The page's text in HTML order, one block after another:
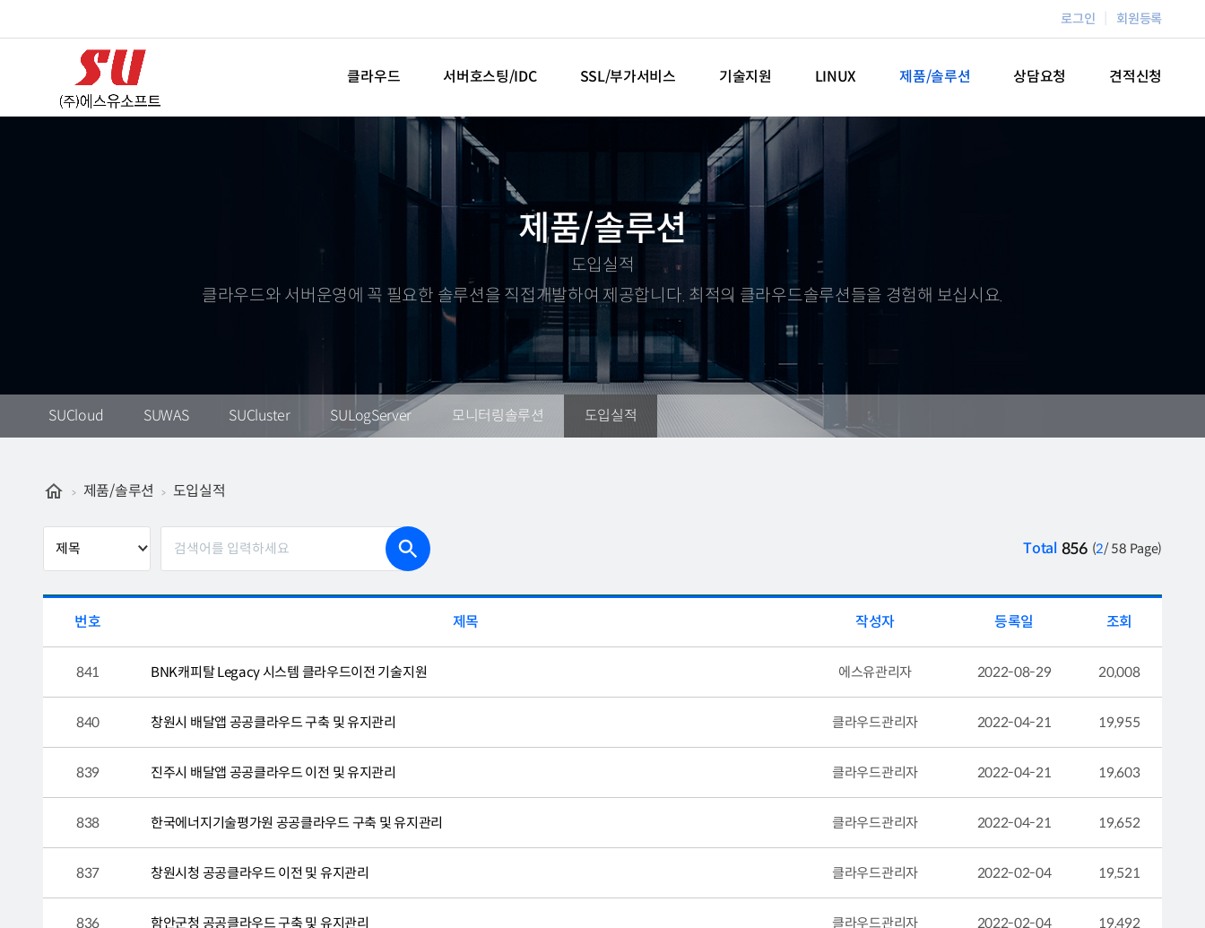
로그인 회원등록
클라우드 서버호스팅/IDC SSL/부가서비스 기술지원 LINUX 제품/솔루션 상담요청 견적신청
제품/솔루션
도입실적
클라우드와 서버운영에 꼭 필요한 솔루션을 직접개발하여 제공합니다. 최적의 클라우드솔루션들을 경험해 보십시요.
SUCloud SUWAS SUCluster SULogServer 모니터링솔루션 도입실적
제품/솔루션 도입실적
Total 856 (2/ 58 Page)
번호 제목 작성자 등록일 조회
841 BNK캐피탈 Legacy 시스템 클라우드이전 기술지원 에스유관리자 2022-08-29 20,008
840 창원시 배달앱 공공클라우드 구축 및 유지관리 클라우드관리자 2022-04-21 19,955
839 진주시 배달앱 공공클라우드 이전 및 유지관리 클라우드관리자 2022-04-21 19,603
838 한국에너지기술평가원 공공클라우드 구축 및 유지관리 클라우드관리자 2022-04-21 19,652
837 창원시청 공공클라우드 이전 및 유지관리 클라우드관리자 2022-02-04 19,521
836 함안군청 공공클라우드 구축 및 유지관리 클라우드관리자 2022-02-04 19,492